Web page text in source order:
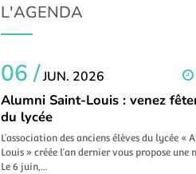
L'AGENDA
06 /JUN. 2026
Alumni Saint-Louis : venez
du lycée
L’association des anciens élèves du lycée «
Louis » créée l’an dernier vous propose une
Le 6 juin,…